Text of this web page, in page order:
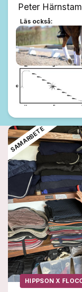
Peter
Läs också:
HIPPSON X
SAMARBETE